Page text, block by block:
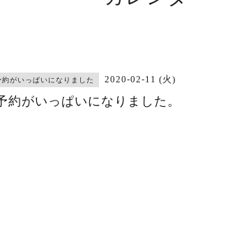
約がいっぱいになりました 2020-02-11 (火)
約がいっぱいになりました。